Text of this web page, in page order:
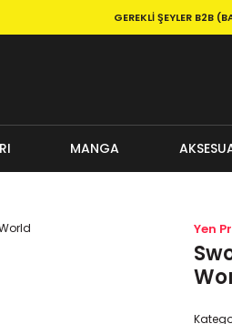
GEREKLI ŞEYLER B2B
MANGA
Yen